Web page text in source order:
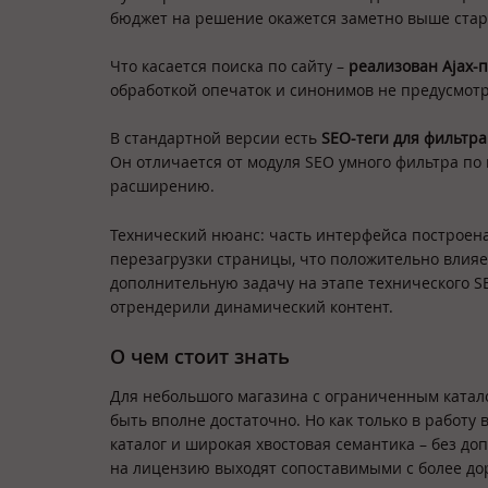
бюджет на решение окажется заметно выше
Что касается поиска по сайту – реализован Ajax-
обработкой опечаток и синонимов не
В стандартной версии есть SEO-теги для
Он отличается от модуля SEO умного фильтра
расширению.
Технический нюанс: часть интерфейса
перезагрузки страницы, что положительно
дополнительную задачу на этапе технического
отрендерили динамический контент.
О чем стоит знать
Для небольшого магазина с ограниченным
быть вполне достаточно. Но как только в
каталог и широкая хвостовая семантика – без
на лицензию выходят сопоставимыми с более